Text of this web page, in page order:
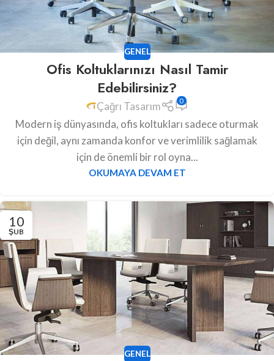
GENEL
Ofis Koltuklarınızı Nasıl Tamir
Edebilirsiniz?
Çağrı Tasarım 0
Modern iş dünyasında, ofis koltukları sadece oturmak
için değil, aynı zamanda konfor ve verimlilik sağlamak
için de önemli bir rol oyna...
OKUMAYA DEVAM ET
10
ŞUB
GENEL